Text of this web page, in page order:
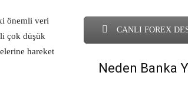
önemli veri
çok düşük
hareket
CANLI FOREX
Neden Banka